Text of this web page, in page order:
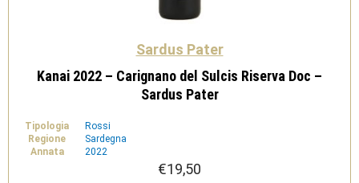
Sardus Pater
Kanai 2022 – Carignano del Sulcis Riserva Doc –
Sardus Pater
Tipologia
Rossi
Regione
Sardegna
Annata
2022
€19,50